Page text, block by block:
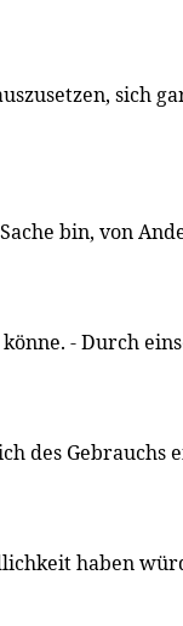
sich
bin, von
- Durch
des Gebrauchs
haben